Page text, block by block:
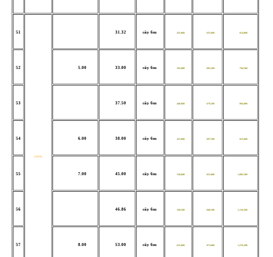
51
V75*75
31.32 cây 6m 435,000 635,000 814,000
52 5.00 33.00 cây 6m 395,000 605,500 794,500
53 37.50 cây 6m 440,000 679,500 894,000
54 6.00 38.00 cây 6m 455,000 697,500 915,000
55 7.00 45.00 cây 6m 538,000 825,000 1,082,500
56 46.86 cây 6m 549,500 848,500 1,116,500
57 8.00 53.00 cây 6m 635,000 973,000 1,276,500